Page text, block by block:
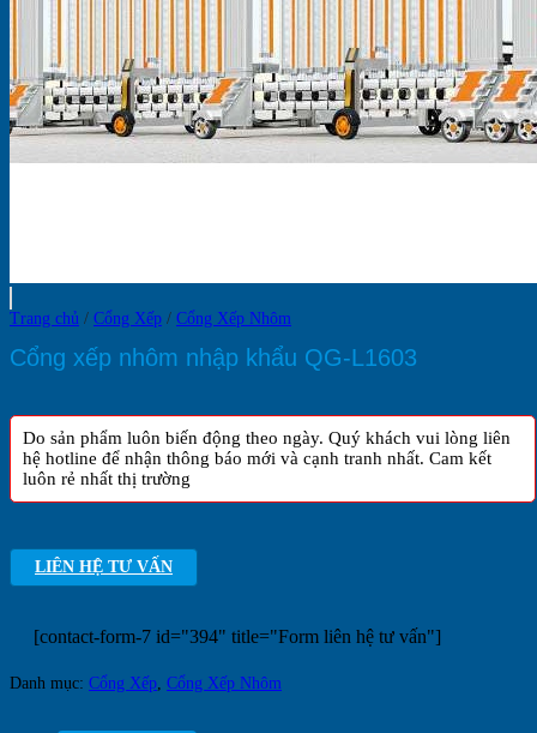
Trang chủ / Cổng Xếp / Cổng Xếp Nhôm
Cổng xếp nhôm nhập khẩu QG-L1603
Do sản phẩm luôn biến động theo ngày. Quý khách vui lòng liên
hệ hotline để nhận thông báo mới và cạnh tranh nhất. Cam kết
luôn rẻ nhất thị trường
LIÊN HỆ TƯ VẤN
[contact-form-7 id="394" title="Form liên hệ tư vấn"]
Danh mục: Cổng Xếp, Cổng Xếp Nhôm